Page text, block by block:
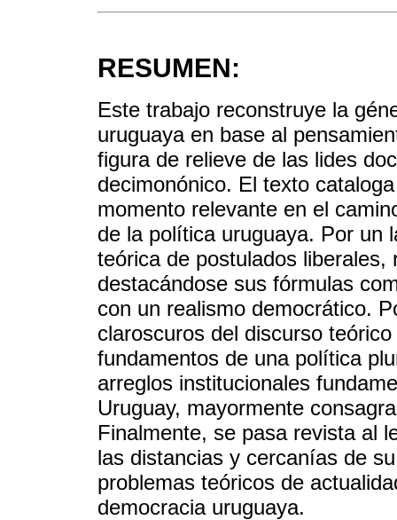
RESUMEN:
Este trabajo reconstruye la
uruguaya en base al
figura de relieve de las lides
decimonónico. El texto
momento relevante en el
de la política uruguaya. Por un
teórica de postulados
destacándose sus fórmulas
con un realismo democrático.
claroscuros del discurso
fundamentos de una política
arreglos institucionales
Uruguay, mayormente
Finalmente, se pasa revista al
las distancias y cercanías de
problemas teóricos de
democracia uruguaya.